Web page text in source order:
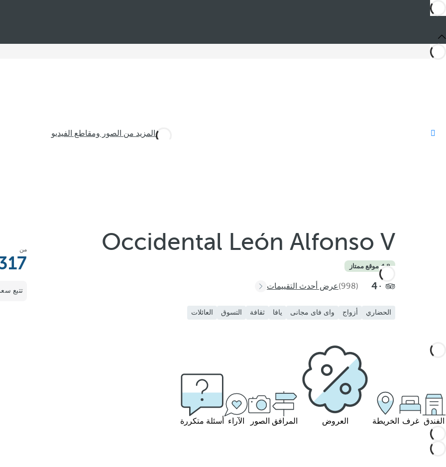
رؤية المزيد من الصور ومقاطع الفيديو
من
تتبع
Occidental León Alfonso V
4.8
·موقع ممتاز
4
(998) عرض أحدث التقييمات
الحضاري أزواج واى فاى مجانى يافا ثقافة التسوق العائلات
الفندق غرف الخريطة العروض المرافق الصور الآراء أسئلة متكررة